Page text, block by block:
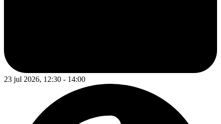
23 jul 2026, 12:30 - 14:00